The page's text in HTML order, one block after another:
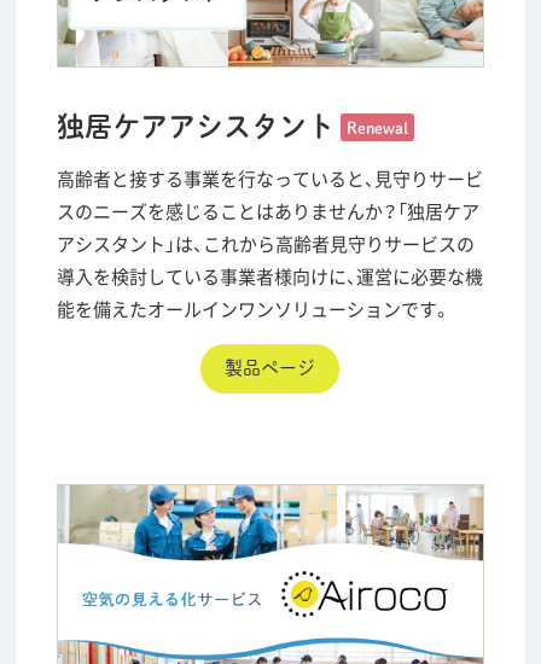
独居ケアアシスタント Renewal
高齢者と接する事業を行なっていると、見守りサービ
スのニーズを感じることはありませんか？「独居ケア
アシスタント」は、これから高齢者見守りサービスの
導入を検討している事業者様向けに、運営に必要な機
能を備えたオールインワンソリューションです。
製品ページ